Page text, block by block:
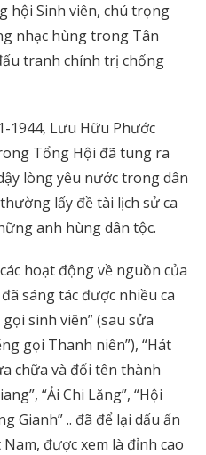
hội Sinh viên, chú trọng
nhạc hùng trong Tân
tranh chính trị chống
1944, Lưu Hữu Phước
Tổng Hội đã tung ra
lòng yêu nước trong dân
lấy đề tài lịch sử ca
anh hùng dân tộc.
hoạt động về nguồn của
sáng tác được nhiều ca
sinh viên” (sau sửa
gọi Thanh niên”), “Hát
chữa và đổi tên thành
“Ải Chi Lăng”, “Hội
Gianh” .. đã để lại dấu ấn
được xem là đỉnh cao